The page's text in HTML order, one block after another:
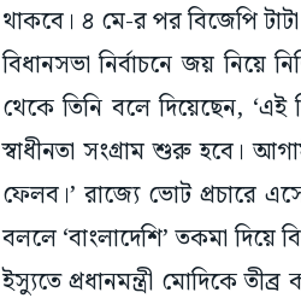
থাকবে। ৪ মে-র পর বিজেপি টাটা
বিধানসভা নির্বাচনে জয় নিয়ে
থেকে তিনি বলে দিয়েছেন,
স্বাধীনতা সংগ্রাম শুরু হবে।
ফেলব।’ রাজ্যে ভোট প্রচারে
বললে ‘বাংলাদেশি’ তকমা
ইস্যুতে প্রধানমন্ত্রী মোদিকে